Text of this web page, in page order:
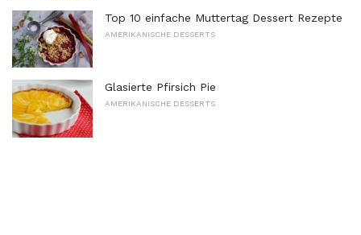
Top 10 einfache Muttertag Dessert Rezepte
AMERIKANISCHE DESSERTS
Glasierte Pfirsich Pie
AMERIKANISCHE DESSERTS